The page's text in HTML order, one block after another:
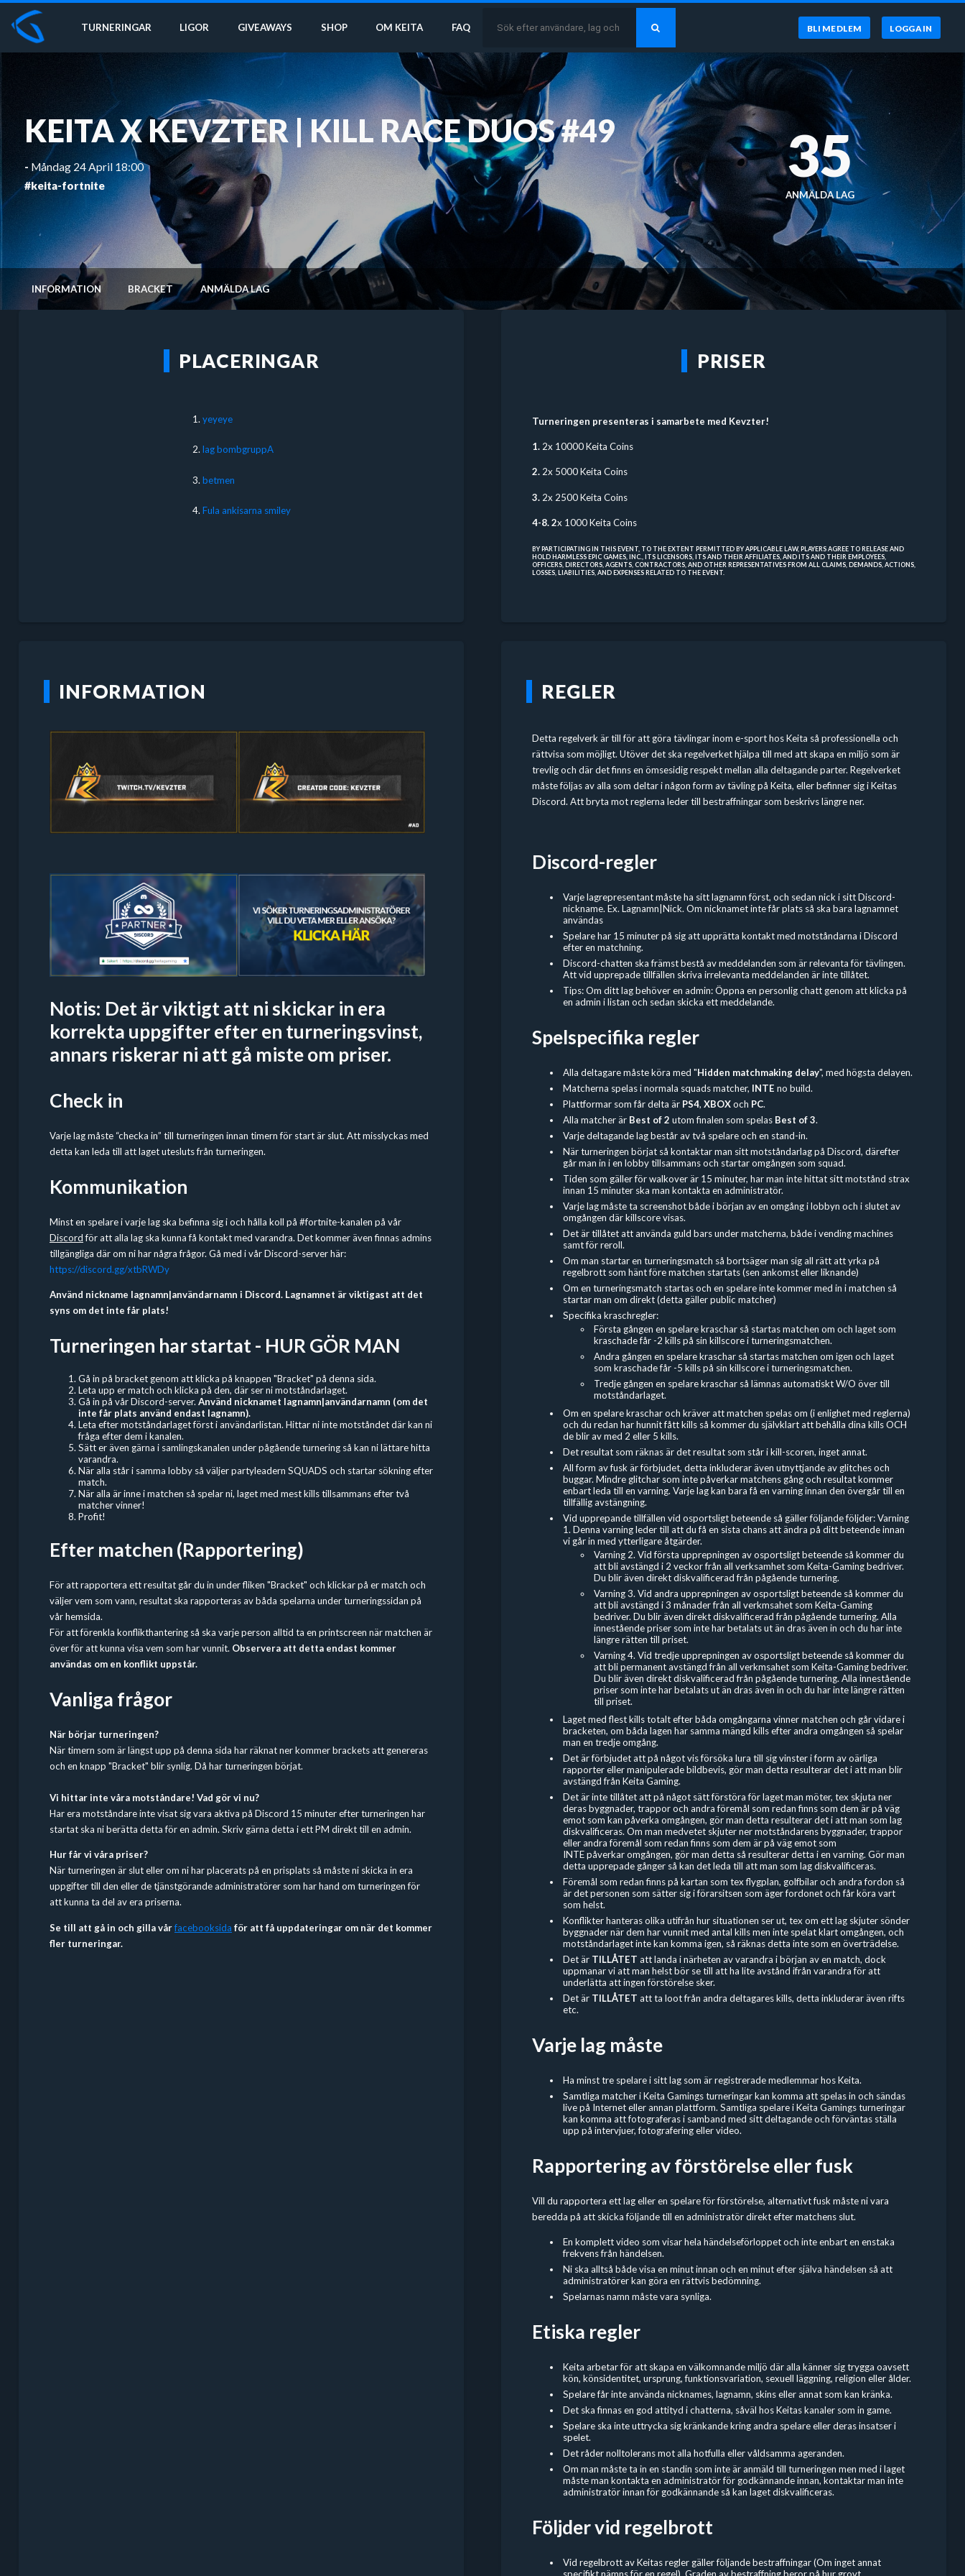
TURNERINGAR LIGOR GIVEAWAYS SHOP OM KEITA FAQ BLI MEDLEM LOGGA IN
KEITA X KEVZTER | KILL RACE DUOS #49
- Måndag 24 April 18:00
#keita-fortnite
35
ANMÄLDA LAG
INFORMATION BRACKET ANMÄLDA LAG
PLACERINGAR
1. yeyeye
2.lag bombgruppA
3. betmen
4.Fula ankisarna smiley
PRISER
Turneringen presenteras i samarbete med Kevzter!
1.2x 10000 Keita Coins
2.2x 5000 Keita Coins
3.2x 2500 Keita Coins
4-8. 2x 1000 Keita Coins
BY PARTICIPATING IN THIS EVENT, TO THE EXTENT PERMITTED BY APPLICABLE LAW, PLAYERS AGREE TO RELEASE AND
HOLD HARMLESS EPIC GAMES, INC., ITS LICENSORS, ITS AND THEIR AFFILIATES, AND ITS AND THEIR EMPLOYEES,
OFFICERS, DIRECTORS, AGENTS, CONTRACTORS, AND OTHER REPRESENTATIVES FROM ALL CLAIMS, DEMANDS, ACTIONS,
LOSSES, LIABILITIES, AND EXPENSES RELATED TO THE EVENT.
INFORMATION
Notis: Det är viktigt att ni skickar in era
korrekta uppgifter efter en turneringsvinst,
annars riskerar ni att gå miste om priser.
Check in
Varje lag måste “checka in” till turneringen innan timern för start är slut. Att misslyckas med
detta kan leda till att laget utesluts från turneringen.
Kommunikation
Minst en spelare i varje lag ska befinna sig i och hålla koll på #fortnite-kanalen på vår
Discordför att alla lag ska kunna få kontakt med varandra. Det kommer även finnas admins
tillgängliga där om ni har några frågor. Gå med i vår Discord-server här:
https://discord.gg/xtbRWDy
Använd nickname lagnamn|användarnamn i Discord. Lagnamnet är viktigast att det
syns om det inte får plats!
Turneringen har startat - HUR GÖR MAN
Gå in på bracket genom att klicka på knappen "Bracket" på denna sida.
Leta upp er match och klicka på den, där ser ni motståndarlaget.
Gå in på vår Discord-server.Använd nicknamet lagnamn|användarnamn (om det
inte får plats använd endast lagnamn).
Leta efter motståndarlaget först i användarlistan. Hittar ni inte motståndet där kan ni
fråga efter dem i kanalen.
Sätt er även gärna i samlingskanalen under pågående turnering så kan ni lättare hitta
varandra.
När alla står i samma lobby så väljer partyleadern SQUADS och startar sökning efter
match.
När alla är inne i matchen så spelar ni, laget med mest kills tillsammans efter två
matcher vinner!
Profit!
Efter matchen (Rapportering)
För att rapportera ett resultat går du in under fliken "Bracket" och klickar på er match och
väljer vem som vann, resultat ska rapporteras av båda spelarna under turneringssidan på
vår hemsida.
För att förenkla konflikthantering så ska varje person alltid ta en printscreen när matchen är
över för att kunna visa vem som har vunnit. Observera att detta endast kommer
användas om en konflikt uppstår.
Vanliga frågor
När börjar turneringen?
När timern som är längst upp på denna sida har räknat ner kommer brackets att genereras
och en knapp "Bracket" blir synlig. Då har turneringen börjat.
Vi hittar inte våra motståndare! Vad gör vi nu?
Har era motståndare inte visat sig vara aktiva på Discord 15 minuter efter turneringen har
startat ska ni berätta detta för en admin. Skriv gärna detta i ett PM direkt till en admin.
Hur får vi våra priser?
När turneringen är slut eller om ni har placerats på en prisplats så måste ni skicka in era
uppgifter till den eller de tjänstgörande administratörer som har hand om turneringen för
att kunna ta del av era priserna.
Se till att gå in och gilla vårfacebooksida för att få uppdateringar om när det kommer
fler turneringar.
REGLER
Detta regelverk är till för att göra tävlingar inom e-sport hos Keita så professionella och
rättvisa som möjligt. Utöver det ska regelverket hjälpa till med att skapa en miljö som är
trevlig och där det finns en ömsesidig respekt mellan alla deltagande parter. Regelverket
måste följas av alla som deltar i någon form av tävling på Keita, eller befinner sig i Keitas
Discord. Att bryta mot reglerna leder till bestraffningar som beskrivs längre ner.
Discord-regler
Varje lagrepresentant måste ha sitt lagnamn först, och sedan nick i sitt Discord-
nickname. Ex. Lagnamn|Nick. Om nicknamet inte får plats så ska bara lagnamnet
användas
Spelare har 15 minuter på sig att upprätta kontakt med motståndarna i Discord
efter en matchning.
Discord-chatten ska främst bestå av meddelanden som är relevanta för tävlingen.
Att vid upprepade tillfällen skriva irrelevanta meddelanden är inte tillåtet.
Tips: Om ditt lag behöver en admin: Öppna en personlig chatt genom att klicka på
en admin i listan och sedan skicka ett meddelande.
Spelspecifika regler
Alla deltagare måste köra med "Hidden matchmaking delay", med högsta delayen.
Matcherna spelas i normala squads matcher, INTE no build.
Plattformar som får delta är PS4, XBOXoch PC.
Alla matcher är Best of 2 utom finalen som spelas Best of 3.
Varje deltagande lag består av två spelare och en stand-in.
När turneringen börjat så kontaktar man sitt motståndarlag på Discord, därefter
går man in i en lobby tillsammans och startar omgången som squad.
Tiden som gäller för walkover är 15 minuter, har man inte hittat sitt motstånd strax
innan 15 minuter ska man kontakta en administratör.
Varje lag måste ta screenshot både i början av en omgång i lobbyn och i slutet av
omgången där killscore visas.
Det är tillåtet att använda guld bars under matcherna, både i vending machines
samt för reroll.
Om man startar en turneringsmatch så bortsäger man sig all rätt att yrka på
regelbrott som hänt före matchen startats (sen ankomst eller liknande)
Om en turneringsmatch startas och en spelare inte kommer med in i matchen så
startar man om direkt (detta gäller public matcher)
Specifika kraschregler:
Första gången en spelare kraschar så startas matchen om och laget som
kraschade får -2 kills på sin killscore i turneringsmatchen.
Andra gången en spelare kraschar så startas matchen om igen och laget
som kraschade får -5 kills på sin killscore i turneringsmatchen.
Tredje gången en spelare kraschar så lämnas automatiskt W/O över till
motståndarlaget.
Om en spelare kraschar och kräver att matchen spelas om (i enlighet med reglerna)
och du redan har hunnit fått kills så kommer du självklart att behålla dina kills OCH
de blir av med 2 eller 5 kills.
Det resultat som räknas är det resultat som står i kill-scoren, inget annat.
All form av fusk är förbjudet, detta inkluderar även utnyttjande av glitches och
buggar. Mindre glitchar som inte påverkar matchens gång och resultat kommer
enbart leda till en varning. Varje lag kan bara få en varning innan den övergår till en
tillfällig avstängning.
Vid upprepande tillfällen vid osportsligt beteende så gäller följande följder: Varning
1. Denna varning leder till att du få en sista chans att ändra på ditt beteende innan
vi går in med ytterligare åtgärder.
Varning 2. Vid första upprepningen av osportsligt beteende så kommer du
att bli avstängd i 2 veckor från all verksamhet som Keita-Gaming bedriver.
Du blir även direkt diskvalificerad från pågående turnering.
Varning 3. Vid andra upprepningen av osportsligt beteende så kommer du
att bli avstängd i 3 månader från all verkmsahet som Keita-Gaming
bedriver. Du blir även direkt diskvalificerad från pågående turnering. Alla
innestående priser som inte har betalats ut än dras även in och du har inte
längre rätten till priset.
Varning 4. Vid tredje upprepningen av osportsligt beteende så kommer du
att bli permanent avstängd från all verkmsahet som Keita-Gaming bedriver.
Du blir även direkt diskvalificerad från pågående turnering. Alla innestående
priser som inte har betalats ut än dras även in och du har inte längre rätten
till priset.
Laget med flest kills totalt efter båda omgångarna vinner matchen och går vidare i
bracketen, om båda lagen har samma mängd kills efter andra omgången så spelar
man en tredje omgång.
Det är förbjudetatt på något vis försöka lura till sig vinster i form av oärliga
rapporter eller manipulerade bildbevis, gör man detta resulterar det i att man blir
avstängd från Keita Gaming.
Det är inte tillåtet att på något sätt förstöra för laget man möter, tex skjuta ner
deras byggnader, trappor och andra föremål som redan finns som dem är på väg
emot som kan påverka omgången, gör man detta resulterar det i att man som lag
diskvalificeras. Om man medvetet skjuter ner motståndarens byggnader, trappor
eller andra föremål som redan finns som dem är på väg emot som
INTE påverkar omgången, gör man detta så resulterar detta i en varning. Gör man
detta upprepade gånger så kan det leda till att man som lag diskvalificeras.
Föremål som redan finns på kartan som tex flygplan, golfbilar och andra fordon så
är det personen som sätter sig i förarsitsen som äger fordonet och får köra vart
som helst.
Konflikter hanteras olika utifrån hur situationen ser ut, tex om ett lag skjuter sönder
byggnader när dem har vunnit med antal kills men inte spelat klart omgången, och
motståndarlaget inte kan komma igen, så räknas detta inte som en överträdelse.
Det är TILLÅTET att landa i närheten av varandra i början av en match, dock
uppmanar vi att man helst bör se till att ha lite avstånd ifrån varandra för att
underlätta att ingen förstörelse sker.
Det är TILLÅTET att ta loot från andra deltagares kills, detta inkluderar även rifts
etc.
Varje lag måste
Ha minst tre spelare i sitt lag som är registrerade medlemmar hos Keita.
Samtliga matcher i Keita Gamings turneringar kan komma att spelas in och sändas
live på Internet eller annan plattform. Samtliga spelare i Keita Gamings turneringar
kan komma att fotograferas i samband med sitt deltagande och förväntas ställa
upp på intervjuer, fotografering eller video.
Rapportering av förstörelse eller fusk
Vill du rapportera ett lag eller en spelare för förstörelse, alternativt fusk måste ni vara
beredda på att skicka följande till en administratör direkt efter matchens slut.
En komplett video som visar hela händelseförloppet och inte enbart en enstaka
frekvens från händelsen.
Ni ska alltså både visa en minut innan och en minut efter själva händelsen så att
administratörer kan göra en rättvis bedömning.
Spelarnas namn måste vara synliga.
Etiska regler
Keita arbetar för att skapa en välkomnande miljö där alla känner sig trygga oavsett
kön, könsidentitet, ursprung, funktionsvariation, sexuell läggning, religion eller ålder.
Spelare får inte använda nicknames, lagnamn, skins eller annat som kan kränka.
Det ska finnas en god attityd i chatterna, såväl hos Keitas kanaler som in game.
Spelare ska inte uttrycka sig kränkande kring andra spelare eller deras insatser i
spelet.
Det råder nolltolerans mot alla hotfulla eller våldsamma ageranden.
Om man måste ta in en standin som inte är anmäld till turneringen men med i laget
måste man kontakta en administratör för godkännande innan, kontaktar man inte
administratör innan för godkännande så kan laget diskvalificeras.
Följder vid regelbrott
Vid regelbrott av Keitas regler gäller följande bestraffningar (Om inget annat